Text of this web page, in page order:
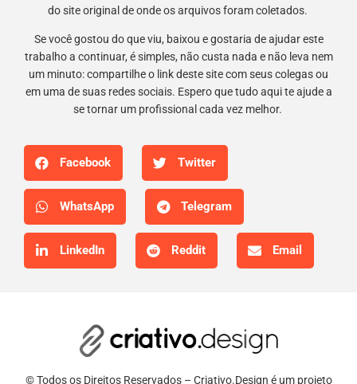
do site original de onde os arquivos foram coletados.
Se você gostou do que viu, baixou e gostaria de ajudar este
trabalho a continuar, é simples, não custa nada e não leva nem
um minuto: compartilhe o link deste site com seus colegas ou
em uma de suas redes sociais. Espero que tudo aqui te ajude a
se tornar um profissional cada vez melhor.
Facebook Twitter
WhatsApp Telegram
LinkedIn Reddit Email
© Todos os Direitos Reservados – Criativo.Design é um projeto